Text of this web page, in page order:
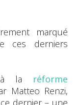
marqué
ces derniers
la réforme
Matteo Renzi,
dernier – une